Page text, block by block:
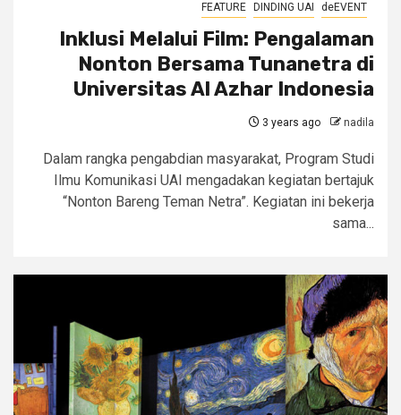
FEATURE DINDING UAI deEVENT
Inklusi Melalui Film: Pengalaman
Nonton Bersama Tunanetra di
Universitas Al Azhar Indonesia
3 years ago nadila
Dalam rangka pengabdian masyarakat, Program Studi
Ilmu Komunikasi UAI mengadakan kegiatan bertajuk
“Nonton Bareng Teman Netra”. Kegiatan ini bekerja
sama...